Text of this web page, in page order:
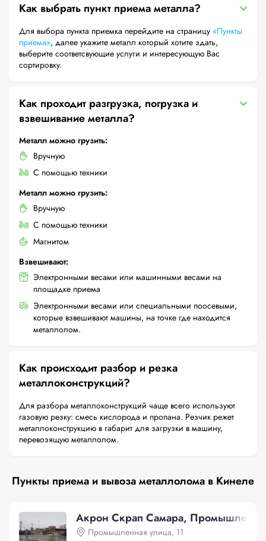
Как выбрать пункт приема металла?
Для выбора пункта приемка перейдите на страницу «Пункты
приема», далее укажите металл который хотите здать,
выберите соответсвующие услуги и интересующую Вас
сортировку.
Как проходит разгрузка, погрузка и
взвешивание металла?
Металл можно грузить:
Вручную
С помощью техники
Металл можно грузить:
Вручную
С помощью техники
Магнитом
Взвешивают:
Электронными весами или машинными весами на
площадке приема
Электронными весами или специальными поосевыми,
которые взвешивают машины, на точке где находится
металлолом.
Как происходит разбор и резка
металлоконструкций?
Для разбора металлоконструкций чаще всего используют
газовую резку: смесь кислорода и пропана. Резчик режет
металлоконструкцию в габарит для загрузки в машину,
перевозящую металлолом.
Пункты приема и вывоза металлолома в Кинеле
Акрон Скрап Самара,
Промышленная улица, 11